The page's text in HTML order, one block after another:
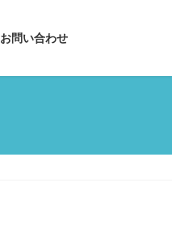
お問い合わせ